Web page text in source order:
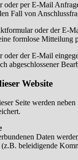
oder per E-Mail
Fall von
oder der E-
formlose Mitteilung
der E-Mail
abgeschlossener
Website
Seite werden
Daten
beleidigende